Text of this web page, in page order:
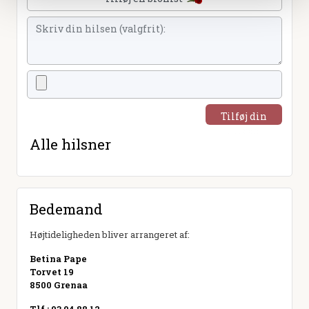
Tilføj din
Alle hilsner
Bedemand
Højtideligheden bliver arrangeret af:
Betina Pape
Torvet 19
8500 Grenaa